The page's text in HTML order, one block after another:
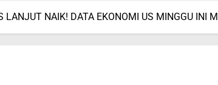
Mengapa Trader
LANJUT NAIK! DATA EKONOMI US MINGGU INI